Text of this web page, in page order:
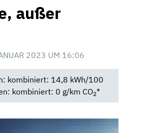
außer
2023 UM 16:06
kombiniert: 14,8 kWh/100
kombiniert: 0 g/km CO2*